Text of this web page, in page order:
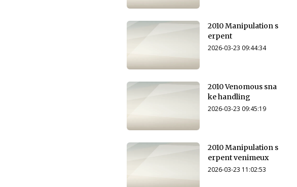
2010 Manipulation s
erpent
2026-03-23 09:44:34
2010 Venomous sna
ke handling
2026-03-23 09:45:19
2010 Manipulation s
erpent venimeux
2026-03-23 11:02:53